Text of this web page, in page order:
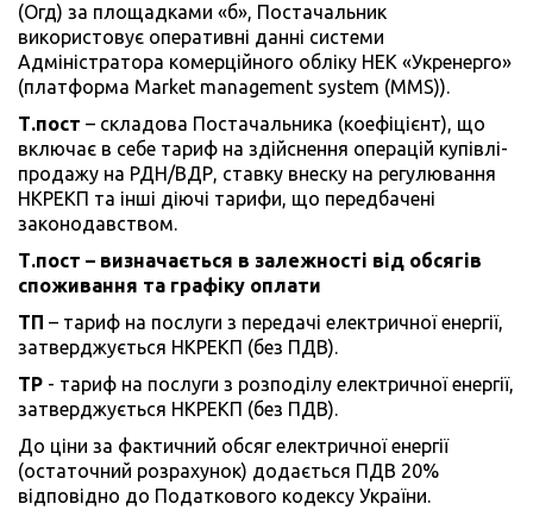
(Огд) за площадками «б», Постачальник
використовує оперативні данні системи
Адміністратора комерційного обліку НЕК «Укренерго»
(платформа Market management system (MMS)).
Т.пост – складова Постачальника (коефіцієнт), що
включає в себе тариф на здійснення операцій купівлі-
продажу на РДН/ВДР, ставку внеску на регулювання
НКРЕКП та інші діючі тарифи, що передбачені
законодавством.
Т.пост – визначається в залежності від обсягів
споживання та графіку оплати
ТП – тариф на послуги з передачі електричної енергії,
затверджується НКРЕКП (без ПДВ).
ТР - тариф на послуги з розподілу електричної енергії,
затверджується НКРЕКП (без ПДВ).
До ціни за фактичний обсяг електричної енергії
(остаточний розрахунок) додається ПДВ 20%
відповідно до Податкового кодексу України.